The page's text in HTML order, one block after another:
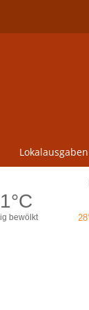
Lokalausgaben